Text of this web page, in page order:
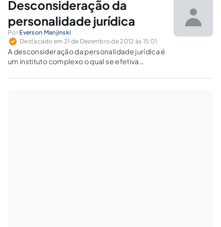
Desconsideração da
personalidade jurídica
Por Everson Manjinski
Destacado em 21 de Dezembro de 2012 às 15:01
A desconsideração da personalidade jurídica é
um instituto complexo o qual se efetiva
vários elementos indispensáveis e somente